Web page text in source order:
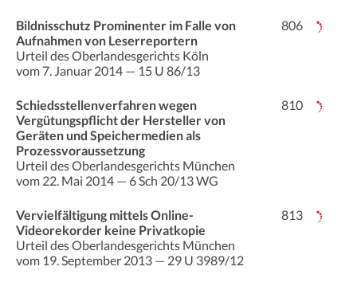
Bildnisschutz Prominenter im Falle von
Aufnahmen von Leserreportern
Urteil des Oberlandesgerichts Köln
vom 7. Januar 2014 — 15 U 86/13
806
Schiedsstellenverfahren wegen
Vergütungspflicht der Hersteller von
Geräten und Speichermedien als
Prozessvoraussetzung
Urteil des Oberlandesgerichts München
vom 22. Mai 2014 — 6 Sch 20/13 WG
810
Vervielfältigung mittels Online-
Videorekorder keine Privatkopie
Urteil des Oberlandesgerichts München
vom 19. September 2013 — 29 U 3989/12
813